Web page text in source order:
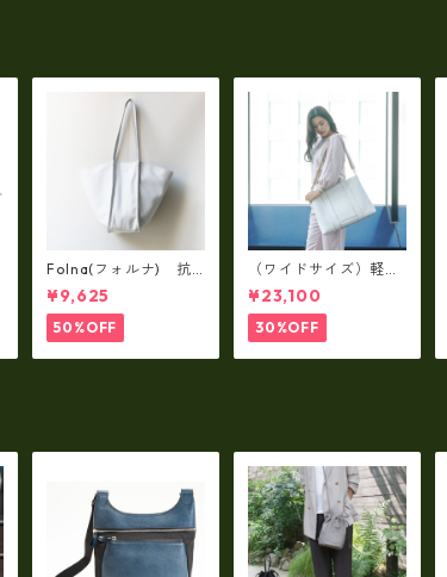
Folna(フォルナ) 抗
菌ソフトスムースレザ
ー トートバッグ / FOL
NA RD fo-083244
¥9,625
50%OFF
（ワイドサイズ）軽
量・牛革製品・2WAY
ヌメ革トートバッグ
（A3サイズ/日本製）
(高収納）ir-02G
¥23,100
30%OFF